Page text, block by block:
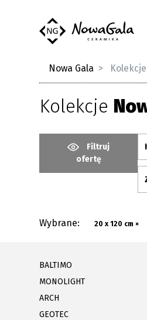
Nowa Gala Kolekcje
Kolekcje
Filtruj
ofertę
Wybrane: 20 x 120 cm ×
BALTIMO
MONOLIGHT
ARCH
GEOTEC